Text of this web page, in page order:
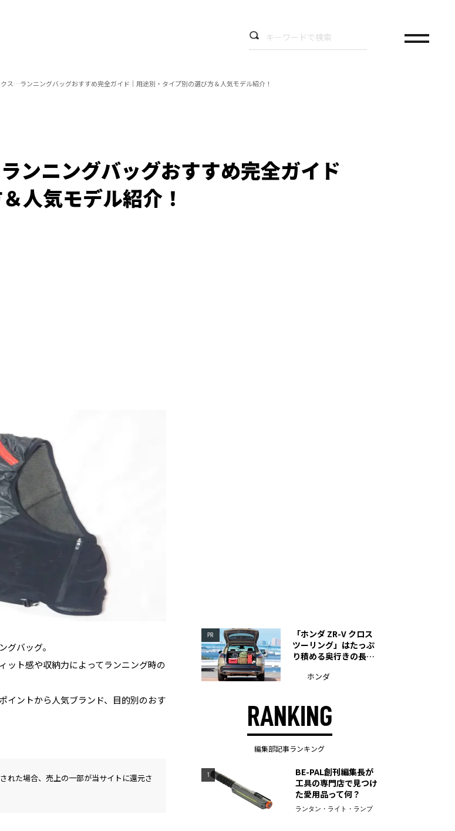
ス…ランニングバッグおすすめ完全ガイド｜用途別・タイプ別の選び方＆人気モデル紹介！
ンニングバッグおすすめ完全ガイド
人気モデル紹介！
バッグ。
ット感や収納力によってランニング時の
イントから人気ブランド、目的別のおす
れた場合、売上の一部が当サイトに還元さ
PR
「ホンダ ZR-V クロス
ツーリング」はたっぷ
り積める奥行きの長い
ホンダ
RANKING
編集部記事ランキング
1
BE-PAL創刊編集長が
工具の専門店で見つけ
た愛用品って何？
ランタン・ライト・ランプ